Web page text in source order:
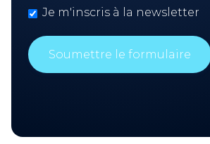
Je m'inscris à la newsletter